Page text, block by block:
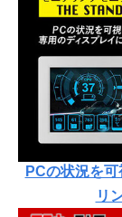
PCの状況を
リ